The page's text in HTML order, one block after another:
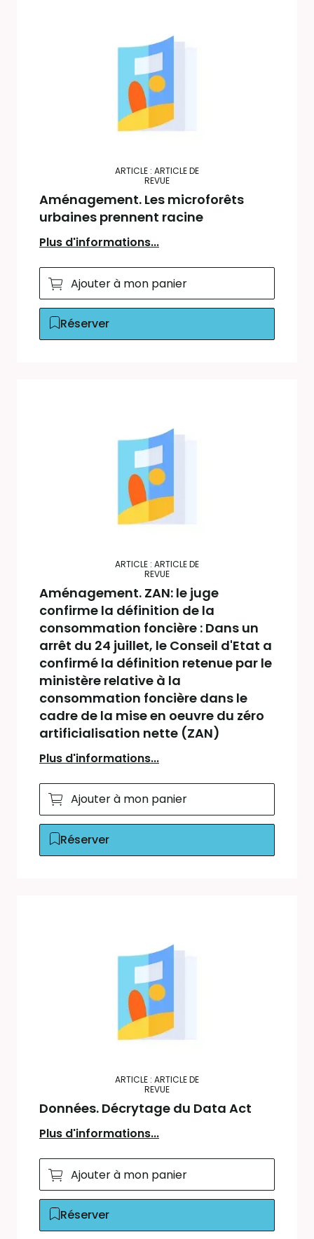
ARTICLE : ARTICLE DE
REVUE
Aménagement. Les microforêts
urbaines prennent racine
Plus d'informations...
Ajouter à mon panier
Réserver
ARTICLE : ARTICLE DE
REVUE
Aménagement. ZAN: le juge
confirme la définition de la
consommation foncière : Dans un
arrêt du 24 juillet, le Conseil d'Etat a
confirmé la définition retenue par le
ministère relative à la
consommation foncière dans le
cadre de la mise en oeuvre du zéro
artificialisation nette (ZAN)
Plus d'informations...
Ajouter à mon panier
Réserver
ARTICLE : ARTICLE DE
REVUE
Données. Décrytage du Data Act
Plus d'informations...
Ajouter à mon panier
Réserver